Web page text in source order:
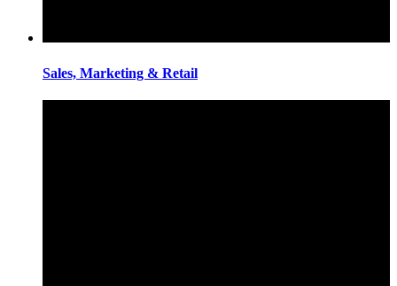
Sales, Marketing & Retail